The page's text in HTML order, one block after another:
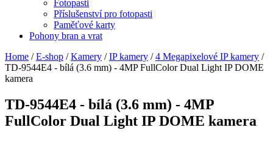
Fotopasti
Příslušenství pro fotopasti
Paměťové karty
Pohony bran a vrat
Home / E-shop / Kamery / IP kamery / 4 Megapixelové IP kamery /
TD-9544E4 - bílá (3.6 mm) - 4MP FullColor Dual Light IP DOME
kamera
TD-9544E4 - bílá (3.6 mm) - 4MP
FullColor Dual Light IP DOME kamera